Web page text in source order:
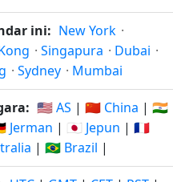
ini: New York ·
· Singapura · Dubai ·
· Sydney · Mumbai
🇺🇸 AS | 🇨🇳 China | 🇮🇳
Jerman | 🇯🇵 Jepun | 🇫🇷
| 🇧🇷 Brazil |